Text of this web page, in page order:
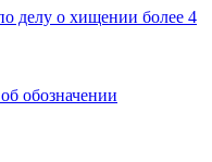
делу о хищении более 4
обозначении